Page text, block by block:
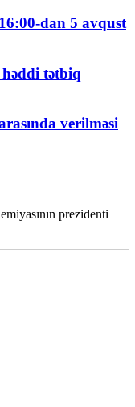
dan 5 avqust
həddi tətbiq
verilməsi
prezidenti